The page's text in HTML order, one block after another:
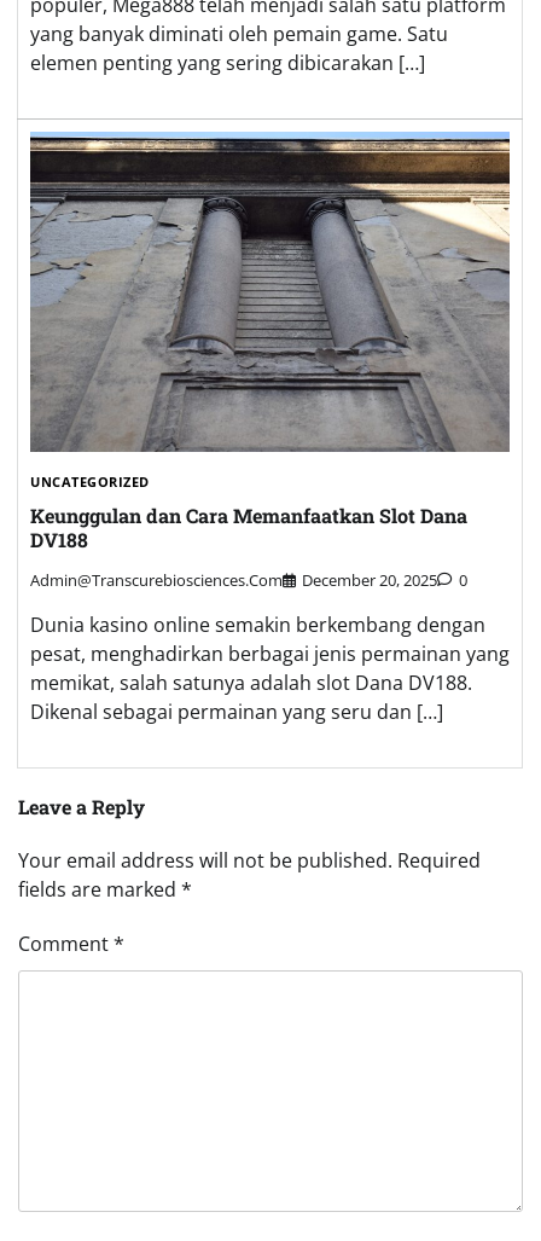
yang banyak diminati oleh pemain game. Satu
elemen penting yang sering dibicarakan […]
UNCATEGORIZED
Keunggulan dan Cara Memanfaatkan Slot Dana
DV188
Admin@transcurebiosciences.com December 20, 2025 0
Dunia kasino online semakin berkembang dengan
pesat, menghadirkan berbagai jenis permainan yang
memikat, salah satunya adalah slot Dana DV188.
Dikenal sebagai permainan yang seru dan […]
Leave a Reply
Your email address will not be published. Required
fields are marked *
Comment*